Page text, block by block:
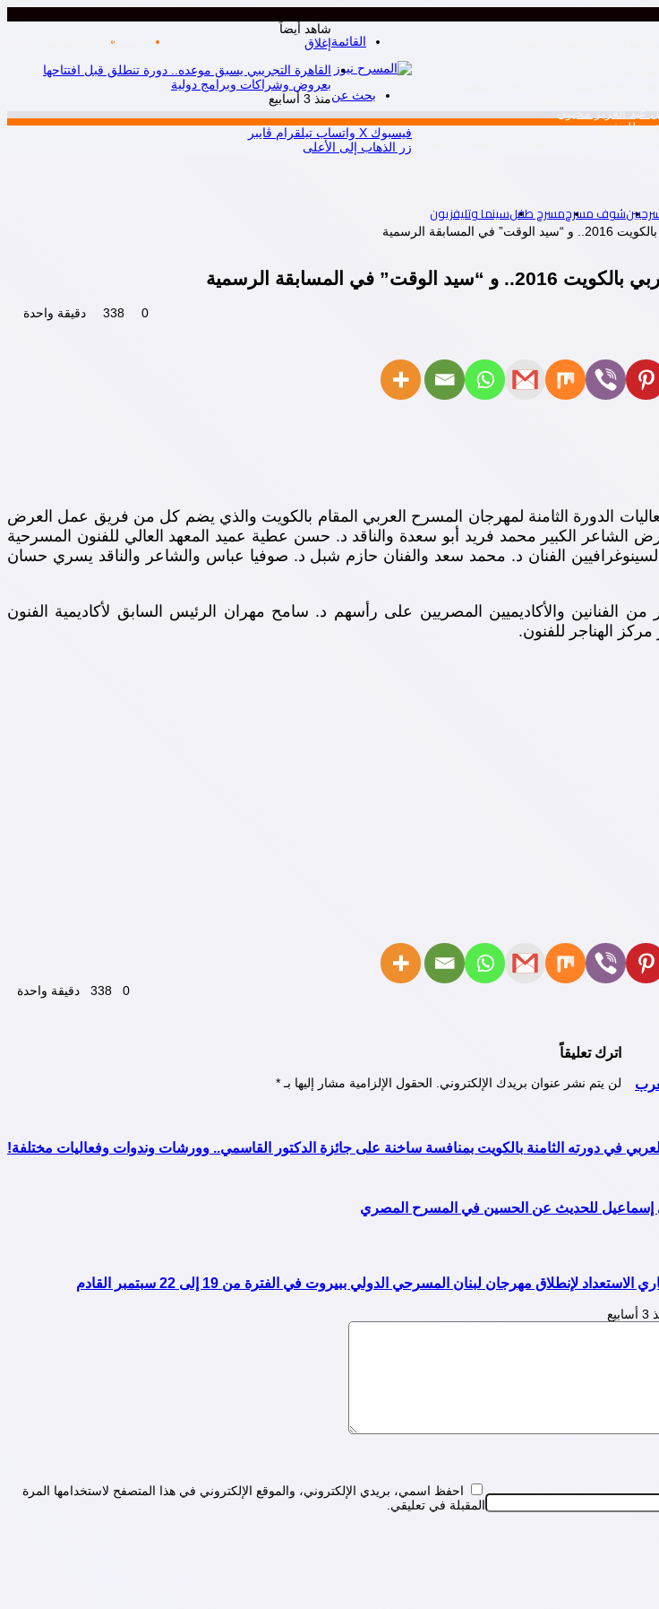
للتوثيق
بحث عن القائمة
بحث عن
شوف مسرحمسرح طفلسينما وتليفزيون
الرسمية
الرسمية
0 دقيقة واحدة
فعاليات الدورة الثامنة لمهرجان المسرح العربي المقام بالكويت والذي يضم كل من فريق عمل العرض
الشاعر الكبير محمد فريد أبو سعدة والناقد د. حسن عطية عميد المعهد العالي للفنون المسرحية
الفنان د. محمد سعد والفنان حازم شبل د. صوفيا عباس والشاعر والناقد يسري حسان
إلى الكويت العاصمة اليوم الأحد 10 من يناير 2016 عدد آخر من الفنانين والأكاديميين المصريين على رأسهم د. سامح مهران الرئيس السابق لأكاديمية الفنون
الهناجر للفنون.
0 دقيقة واحدة
في دورته الثامنة بالكويت بمنافسة ساخنة على جائزة الدكتور القاسمي.. وورشات وندوات وفعاليات مختلفة!
إسماعيل للحديث عن الحسين في المسرح المصري
الاستعداد لإنطلاق مهرجان لبنان المسرحي الدولي ببيروت في الفترة من 19 إلى 22 سبتمبر القادم
اترك تعليقاً
لن يتم نشر عنوان بريدك الإلكتروني. الحقول الإلزامية مشار إليها بـ *
احفظ اسمي، بريدي الإلكتروني، والموقع الإلكتروني في هذا المتصفح لاستخدامها المرة
المقبلة في تعليقي.
شاهد أيضاً
إغلاق
القاهرة التجريبي يسبق موعده.. دورة تنطلق قبل افتتاحها
بعروض وشراكات وبرامج دولية
منذ 3 أسابيع
فيسبوك X واتساب تيلقرام ڤايبر
زر الذهاب إلى الأعلى